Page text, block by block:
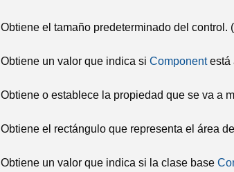
Obtiene el tamaño predeterminado del control.
Obtiene un valor que indica si Componentestá
Obtiene o establece la propiedad que se va a
Obtiene el rectángulo que representa el área
Obtiene un valor que indica si la clase base